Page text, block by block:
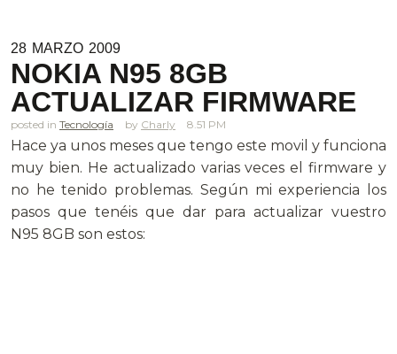
28 MARZO 2009
NOKIA N95 8GB
ACTUALIZAR FIRMWARE
posted in Tecnología Charly 8.51 PM
Hace ya unos meses que tengo este movil y funciona
muy bien. He actualizado varias veces el firmware y
no he tenido problemas. Según mi experiencia los
pasos que tenéis que dar para actualizar vuestro
N95 8GB son estos: